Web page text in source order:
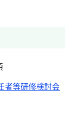
者等研修検討会